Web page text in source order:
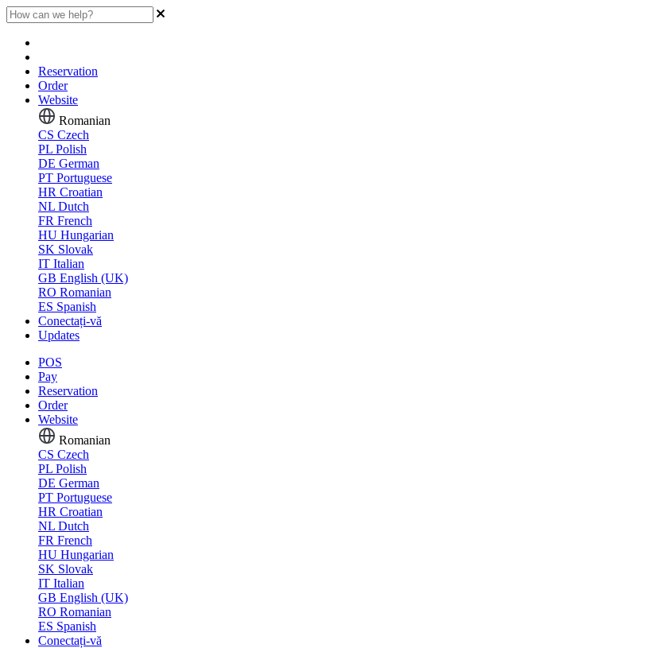
Reservation
Order
Website
Romanian
CS Czech
PL Polish
DE German
PT Portuguese
HR Croatian
NL Dutch
FR French
HU Hungarian
SK Slovak
IT Italian
GB English (UK)
RO Romanian
ES Spanish
Conectați-vă
Updates
POS
Pay
Reservation
Order
Website
Romanian
CS Czech
PL Polish
DE German
PT Portuguese
HR Croatian
NL Dutch
FR French
HU Hungarian
SK Slovak
IT Italian
GB English (UK)
RO Romanian
ES Spanish
Conectați-vă